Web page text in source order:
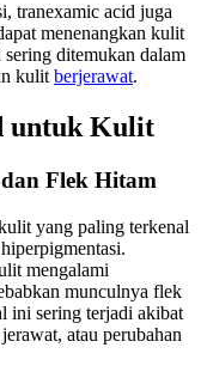
tranexamic acid juga
menenangkan kulit
ditemukan dalam
kulit berjerawat.
untuk Kulit
Flek Hitam
yang paling terkenal
mengalami
munculnya flek
ini sering terjadi akibat
atau perubahan